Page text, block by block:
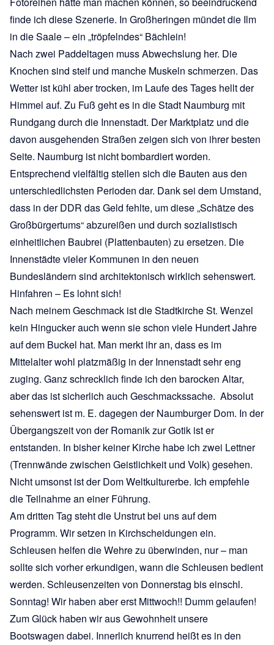
finde ich diese Szenerie. In Großheringen mündet die Ilm
in die Saale – ein „tröpfelndes“ Bächlein!
Nach zwei Paddeltagen muss Abwechslung her. Die
Knochen sind steif und manche Muskeln schmerzen. Das
Wetter ist kühl aber trocken, im Laufe des Tages hellt der
Himmel auf. Zu Fuß geht es in die Stadt Naumburg mit
Rundgang durch die Innenstadt. Der Marktplatz und die
davon ausgehenden Straßen zeigen sich von ihrer besten
Seite. Naumburg ist nicht bombardiert worden.
Entsprechend vielfältig stellen sich die Bauten aus den
unterschiedlichsten Perioden dar. Dank sei dem Umstand,
dass in der DDR das Geld fehlte, um diese „Schätze des
Großbürgertums“ abzureißen und durch sozialistisch
einheitlichen Baubrei (Plattenbauten) zu ersetzen. Die
Innenstädte vieler Kommunen in den neuen
Bundesländern sind architektonisch wirklich sehenswert.
Hinfahren – Es lohnt sich!
Nach meinem Geschmack ist die Stadtkirche St. Wenzel
kein Hingucker auch wenn sie schon viele Hundert Jahre
auf dem Buckel hat. Man merkt ihr an, dass es im
Mittelalter wohl platzmäßig in der Innenstadt sehr eng
zuging. Ganz schrecklich finde ich den barocken Altar,
aber das ist sicherlich auch Geschmackssache. Absolut
sehenswert ist m. E. dagegen der Naumburger Dom. In der
Übergangszeit von der Romanik zur Gotik ist er
entstanden. In bisher keiner Kirche habe ich zwei Lettner
(Trennwände zwischen Geistlichkeit und Volk) gesehen.
Nicht umsonst ist der Dom Weltkulturerbe. Ich empfehle
die Teilnahme an einer Führung.
Am dritten Tag steht die Unstrut bei uns auf dem
Programm. Wir setzen in Kirchscheidungen ein.
Schleusen helfen die Wehre zu überwinden, nur – man
sollte sich vorher erkundigen, wann die Schleusen bedient
werden. Schleusenzeiten von Donnerstag bis einschl.
Sonntag! Wir haben aber erst Mittwoch!! Dumm gelaufen!
Zum Glück haben wir aus Gewohnheit unsere
Bootswagen dabei. Innerlich knurrend heißt es in den